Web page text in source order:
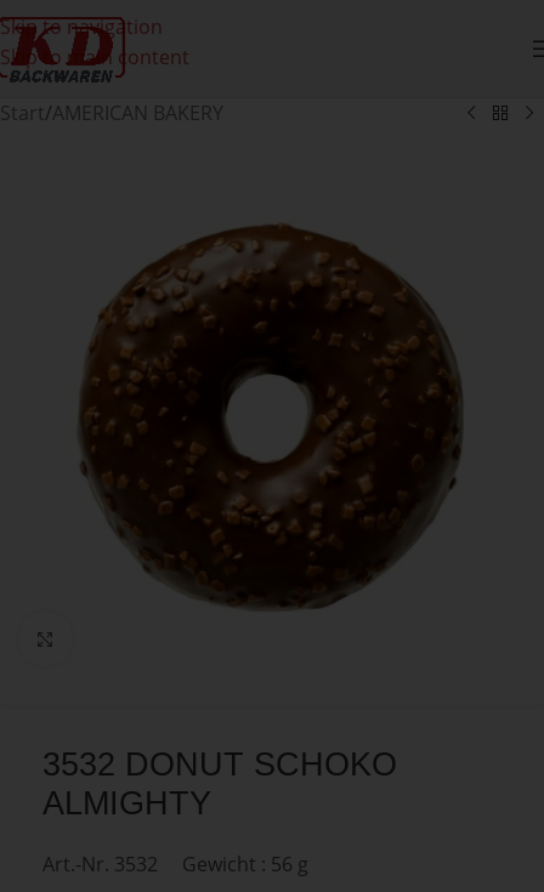
Skip to navigation
Skip to main content
Start/AMERICAN BAKERY
3532 DONUT SCHOKO
ALMIGHTY
Art.-Nr. 3532 Gewicht : 56 g